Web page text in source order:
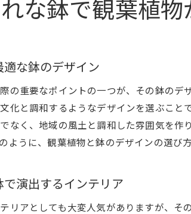
観
な鉢で観葉植
な鉢のデザイン
の重要なポイントの一つが、その鉢のデ
化と調和するようなデザインを選ぶこ
なく、地域の風土と調和した雰囲気を
ように、観葉植物と鉢のデザインの選び
で演出するインテリア
リアとしても大変人気がありますが、そ